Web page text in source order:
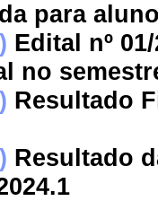
para
Edital nº
no
Resultado
Resultado